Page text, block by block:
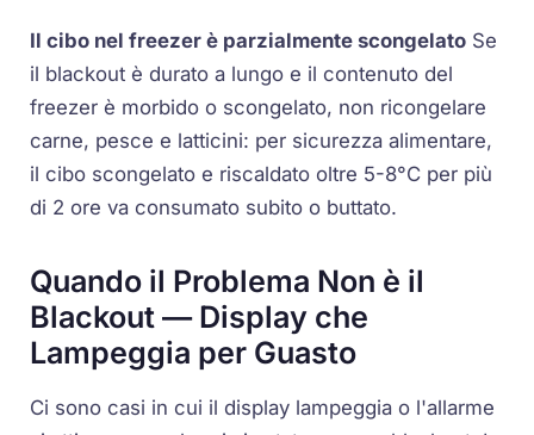
Il cibo nel freezer è parzialmente scongelato Se
il blackout è durato a lungo e il contenuto del
freezer è morbido o scongelato, non ricongelare
carne, pesce e latticini: per sicurezza alimentare,
il cibo scongelato e riscaldato oltre 5-8°C per più
di 2 ore va consumato subito o buttato.
Quando il Problema Non è il
Blackout — Display che
Lampeggia per Guasto
Ci sono casi in cui il display lampeggia o l'allarme